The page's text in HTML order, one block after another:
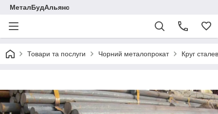
МеталБудАльянс
Товари та послуги Чорний металопрокат Круг